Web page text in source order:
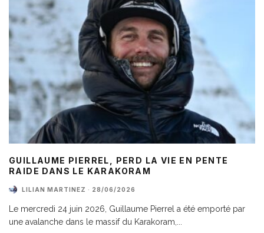
GUILLAUME PIERREL, PERD LA VIE EN PENTE
RAIDE DANS LE KARAKORAM
LILIAN MARTINEZ · 28/06/2026
Le mercredi 24 juin 2026, Guillaume Pierrel a été emporté par
une avalanche dans le massif du Karakoram,...